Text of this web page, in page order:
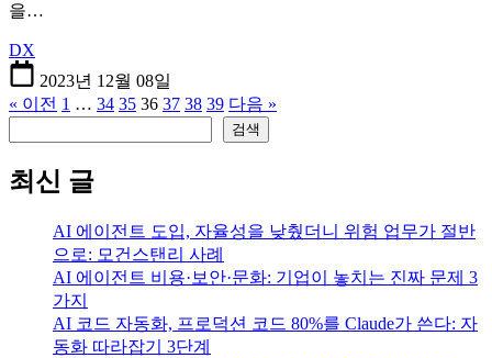
을…
DX
2023년 12월 08일
« 이전 1 … 34 35 36 37 38 39 다음 »
검색
최신 글
AI 에이전트 도입, 자율성을 낮췄더니 위험 업무가 절반
으로: 모건스탠리 사례
AI 에이전트 비용·보안·문화: 기업이 놓치는 진짜 문제 3
가지
AI 코드 자동화, 프로덕션 코드 80%를 Claude가 쓴다: 자
동화 따라잡기 3단계